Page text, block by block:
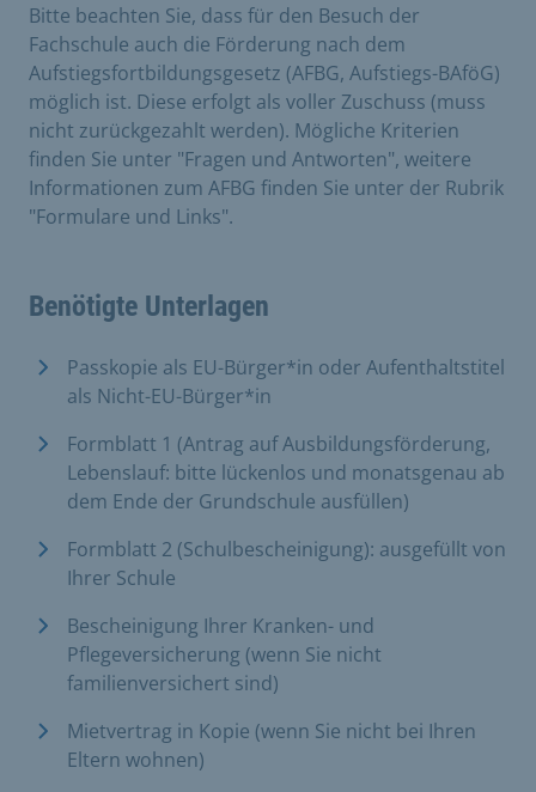
Bitte beachten Sie, dass für den Besuch der
Fachschule auch die Förderung nach dem
Aufstiegsfortbildungsgesetz (AFBG, Aufstiegs-BAföG)
möglich ist. Diese erfolgt als voller Zuschuss (muss
nicht zurückgezahlt werden). Mögliche Kriterien
finden Sie unter "Fragen und Antworten", weitere
Informationen zum AFBG finden Sie unter der Rubrik
"Formulare und Links".
Benötigte Unterlagen
Passkopie als EU-Bürger*in oder Aufenthaltstitel
als Nicht-EU-Bürger*in
Formblatt 1 (Antrag auf Ausbildungsförderung,
Lebenslauf: bitte lückenlos und monatsgenau ab
dem Ende der Grundschule ausfüllen)
Formblatt 2 (Schulbescheinigung): ausgefüllt von
Ihrer Schule
Bescheinigung Ihrer Kranken- und
Pflegeversicherung (wenn Sie nicht
familienversichert sind)
Mietvertrag in Kopie (wenn Sie nicht bei Ihren
Eltern wohnen)